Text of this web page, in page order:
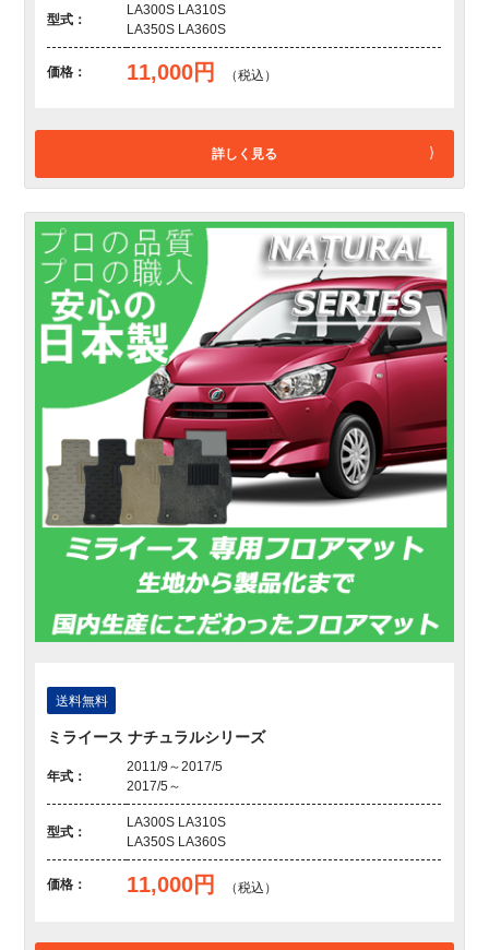
型式：
LA300S LA310S
LA350S LA360S
価格： 11,000円 （税込）
詳しく見る
送料無料
ミライース ナチュラルシリーズ
年式：
2011/9～2017/5
2017/5～
型式：
LA300S LA310S
LA350S LA360S
価格： 11,000円 （税込）